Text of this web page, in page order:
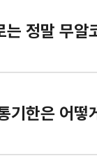
는 정말 무알
기한은 어떻